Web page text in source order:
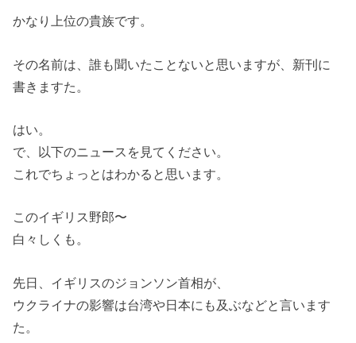
かなり上位の貴族です。
その名前は、誰も聞いたことないと思いますが、新刊に
書きますた。
はい。
で、以下のニュースを見てください。
これでちょっとはわかると思います。
このイギリス野郎〜
白々しくも。
先日、イギリスのジョンソン首相が、
ウクライナの影響は台湾や日本にも及ぶなどと言います
た。